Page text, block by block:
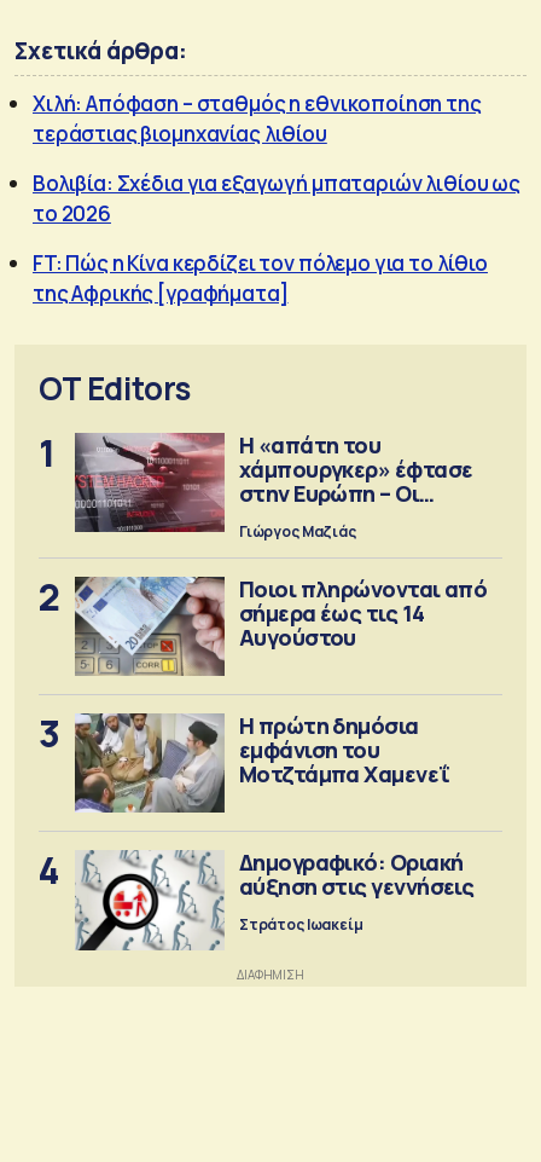
Σχετικά άρθρα:
Χιλή: Απόφαση – σταθμός η εθνικοποίηση της
τεράστιας βιομηχανίας λιθίου
Βολιβία: Σχέδια για εξαγωγή μπαταριών λιθίου ως
το 2026
FT: Πώς η Κίνα κερδίζει τον πόλεμο για το λίθιο
της Αφρικής [γραφήματα]
OT Editors
1
Η «απάτη του
χάμπουργκερ» έφτασε
στην Ευρώπη – Οι
προειδοποιήσεις
Γιώργος Μαζιάς
2
Ποιοι πληρώνονται από
σήμερα έως τις 14
Αυγούστου
3
Η πρώτη δημόσια
εμφάνιση του
Μοτζτάμπα Χαμενεΐ
4
Δημογραφικό: Οριακή
αύξηση στις γεννήσεις
Στράτος Ιωακείμ